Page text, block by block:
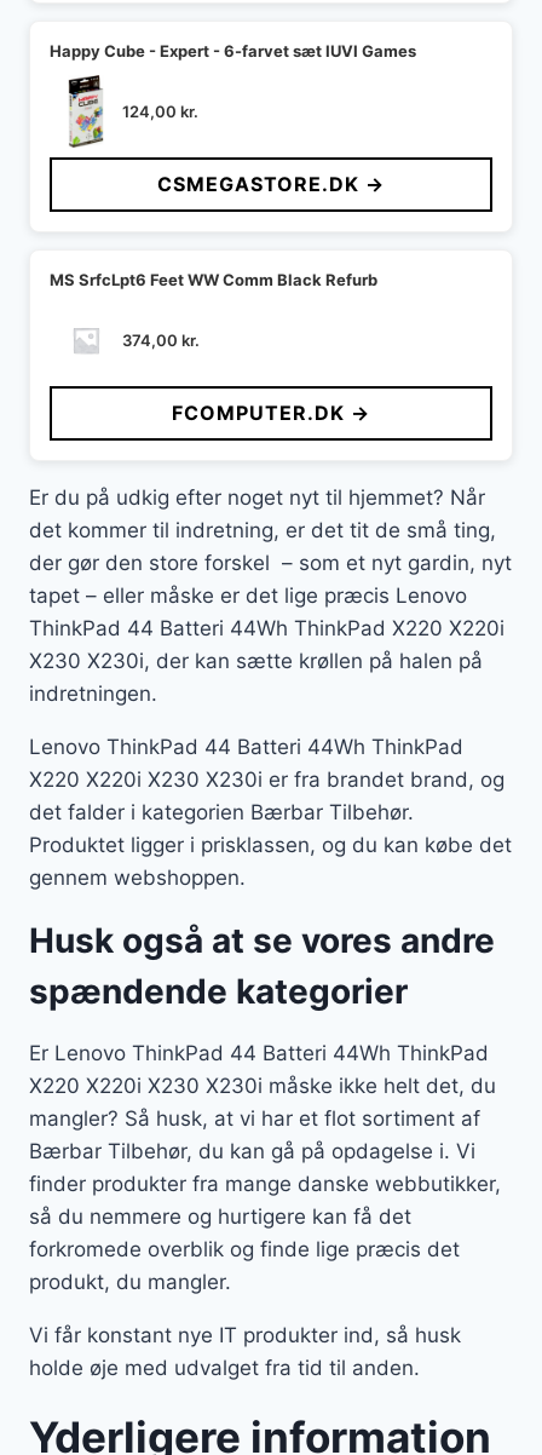
Happy Cube - Expert - 6-farvet sæt IUVI Games
124,00 kr.
CSMEGASTORE.DK →
MS SrfcLpt6 Feet WW Comm Black Refurb
374,00 kr.
FCOMPUTER.DK →
Er du på udkig efter noget nyt til hjemmet? Når
det kommer til indretning, er det tit de små ting,
der gør den store forskel – som et nyt gardin, nyt
tapet – eller måske er det lige præcis Lenovo
ThinkPad 44 Batteri 44Wh ThinkPad X220 X220i
X230 X230i, der kan sætte krøllen på halen på
indretningen.
Lenovo ThinkPad 44 Batteri 44Wh ThinkPad
X220 X220i X230 X230i er fra brandet brand, og
det falder i kategorien Bærbar Tilbehør.
Produktet ligger i prisklassen, og du kan købe det
gennem webshoppen.
Husk også at se vores andre
spændende kategorier
Er Lenovo ThinkPad 44 Batteri 44Wh ThinkPad
X220 X220i X230 X230i måske ikke helt det, du
mangler? Så husk, at vi har et flot sortiment af
Bærbar Tilbehør, du kan gå på opdagelse i. Vi
finder produkter fra mange danske webbutikker,
så du nemmere og hurtigere kan få det
forkromede overblik og finde lige præcis det
produkt, du mangler.
Vi får konstant nye IT produkter ind, så husk
holde øje med udvalget fra tid til anden.
Yderligere information